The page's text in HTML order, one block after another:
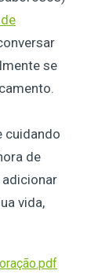
se
cuidando
de
vida,